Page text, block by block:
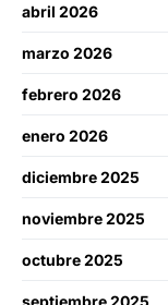
abril 2026
marzo 2026
febrero 2026
enero 2026
diciembre 2025
noviembre 2025
octubre 2025